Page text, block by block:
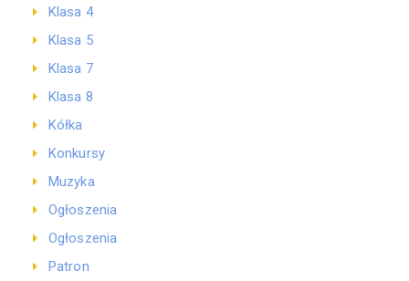
Klasa 4
Klasa 5
Klasa 7
Klasa 8
Kółka
Konkursy
Muzyka
Ogłoszenia
Ogłoszenia
Patron